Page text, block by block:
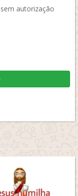
autorização